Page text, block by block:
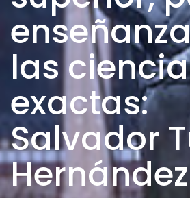
las
exactas:
Salvador
Hernández